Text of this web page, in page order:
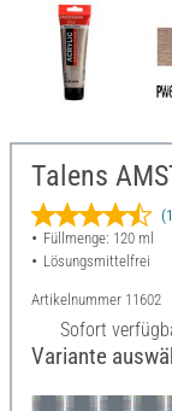
Talens
Füllmenge: 120 ml
Lösungsmittelfrei
Artikelnummer 11602
Sofort
Variante